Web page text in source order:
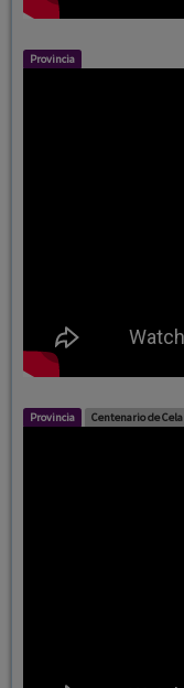
Provincia
Provincia Centenario de Cela